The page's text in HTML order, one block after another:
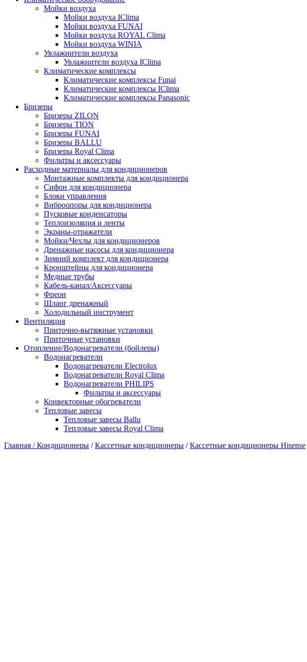
Мойки воздуха
Мойки воздуха IClima
Мойки воздуха FUNAI
Мойки воздуха ROYAL Clima
Мойки воздуха WINIA
Увлажнители воздуха
Увлажнители воздуха IClima
Климатические комплексы
Климатические комплексы Funai
Климатические комплексы IClima
Климатические комплексы Panasonic
Бризеры
Бризеры ZILON
Бризеры TION
Бризеры FUNAI
Бризеры BALLU
Бризеры Royal Clima
Фильтры и аксессуары
Расходные материалы для кондиционеров
Монтажные комплекты для кондиционера
Сифон для кондиционера
Блоки управления
Виброопоры для кондиционера
Пусковые конденсаторы
Теплоизоляция и ленты
Экраны-отражатели
Мойки/Чехлы для кондиционеров
Дренажные насосы для кондиционера
Зимний комплект для кондиционера
Кронштейны для кондиционера
Медные трубы
Кабель-канал/Аксессуары
Фреон
Шланг дренажный
Холодильный инструмент
Вентиляция
Приточно-вытяжные установки
Приточные установки
Отопление/Водонагреватели (бойлеры)
Водонагреватели
Водонагреватели Electrolux
Водонагреватели Royal Clima
Водонагреватели PHILIPS
Фильтры и аксессуары
Конвекторные обогреватели
Тепловые завесы
Тепловые завесы Ballu
Тепловые завесы Royal Clima
Главная /Кондиционеры /Кассетные кондиционеры /Кассетные кондиционеры Hisense